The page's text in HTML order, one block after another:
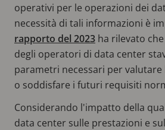
operativi per le operazioni dei
necessità di tali informazioni è
rapporto del 2023 ha rilevato
degli operatori di data center
parametri necessari per
o soddisfare i futuri requisiti
Considerando l'impatto della
data center sulle prestazioni e